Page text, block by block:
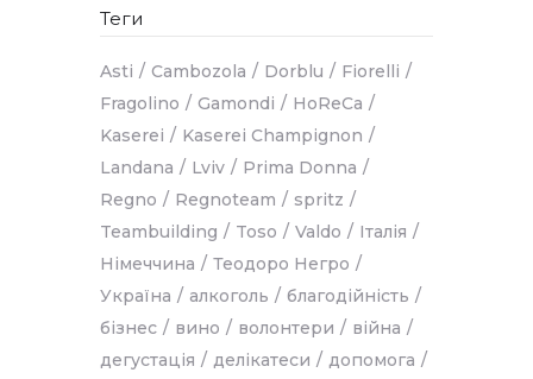
Теги
Asti Cambozola Dorblu
Fiorelli
Fragolino
Gamondi
HoReCa
Kaserei
Kaserei Champignon
Landana
Lviv
Prima Donna
Regno
Regnoteam
spritz
Teambuilding
Toso Valdo
Італія
Німеччина
Теодоро Негро
Україна
алкоголь
благодійність
бізнес
вино волонтери
війна
дегустація
делікатеси
допомога